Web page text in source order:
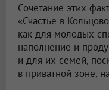
Сочетание этих
«Счастье в
как для молодых
наполнение и
и для их семей,
в приватной зоне,